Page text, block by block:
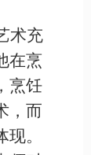
术充
在烹
烹饪
，而
。